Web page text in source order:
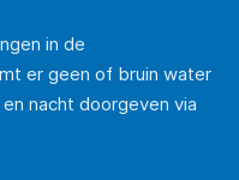
in de
er geen of bruin water
nacht doorgeven via